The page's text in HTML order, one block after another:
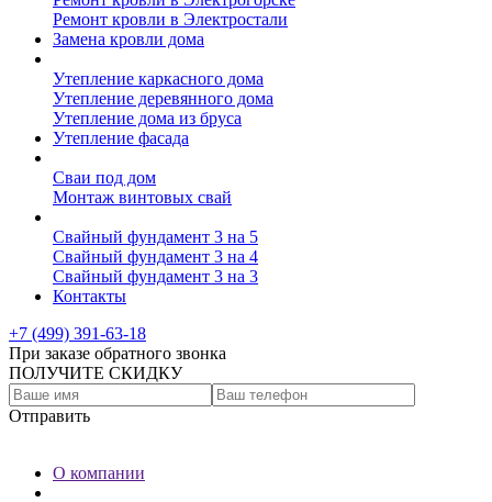
Ремонт кровли в Электростали
Замена кровли дома
Утепление каркасного дома
Утепление деревянного дома
Утепление дома из бруса
Утепление фасада
Сваи под дом
Монтаж винтовых свай
Свайный фундамент 3 на 5
Свайный фундамент 3 на 4
Свайный фундамент 3 на 3
Контакты
+7 (499) 391-63-18
При заказе обратного звонка
ПОЛУЧИТЕ СКИДКУ
Отправить
О компании